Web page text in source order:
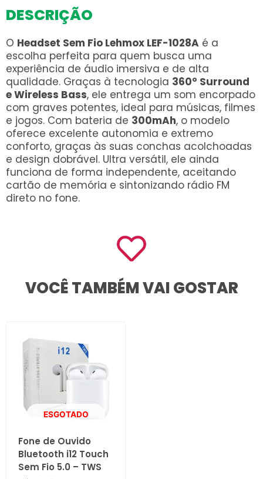
DESCRIÇÃO
O Headset Sem Fio Lehmox LEF-1028A é a
escolha perfeita para quem busca uma
experiência de áudio imersiva e de alta
qualidade. Graças à tecnologia 360° Surround
e Wireless Bass, ele entrega um som encorpado
com graves potentes, ideal para músicas, filmes
e jogos. Com bateria de 300mAh, o modelo
oferece excelente autonomia e extremo
conforto, graças às suas conchas acolchoadas
e design dobrável. Ultra versátil, ele ainda
funciona de forma independente, aceitando
cartão de memória e sintonizando rádio FM
direto no fone.
VOCÊ TAMBÉM VAI GOSTAR
ESGOTADO
Fone de Ouvido
Bluetooth i12 Touch
Sem Fio 5.0 – TWS